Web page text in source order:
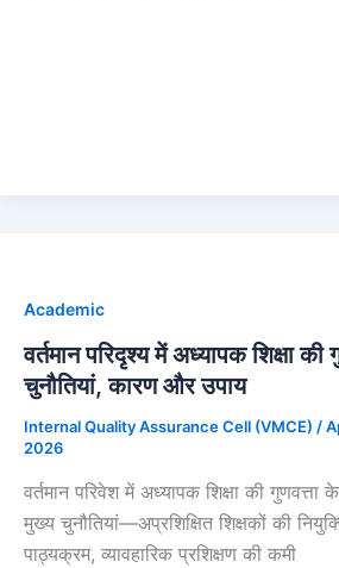
Academic
वर्तमान परिदृश्य में अध्यापक शिक्षा की
चुनौतियां, कारण और उपाय
Internal Quality Assurance Cell (VMCE) /
2026
वर्तमान परिवेश में अध्यापक शिक्षा की गुणवत्ता
मुख्य चुनौतियां—अप्रशिक्षित शिक्षकों की
पाठ्यक्रम, व्यावहारिक प्रशिक्षण की कमी